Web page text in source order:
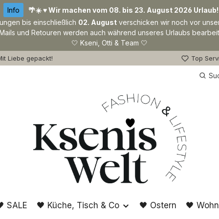
Info
🌴☀️ ♥ Wir machen vom 08. bis 23. August 2026 Urlaub!
bis einschließlich 02. August verschicken wir noch vor
und Retouren werden auch während unseres Urlaubs
🤍 Kseni, Otti & Team 🤍
Liebe gepackt! Top
SALE 🖤 Küche, Tisch & Co 🖤 Ostern 🖤